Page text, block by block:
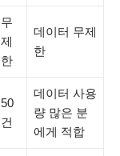
무
제
한
데이터 무제
한
50
건
데이터 사용
량 많은 분
에게 적합